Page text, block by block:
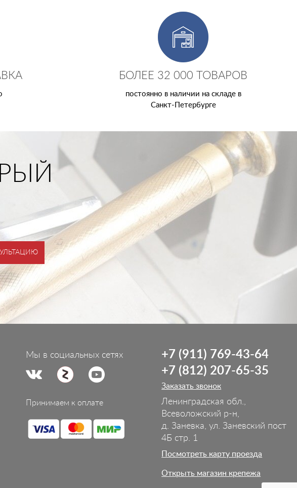
БОЛЕЕ 32 000 ТОВАРОВ
постоянно в наличии на складе в
Санкт-Петербурге
Мы в социальных сетях
Принимаем к оплате
+7 (911) 769-43-64
+7 (812) 207-65-35
Заказать звонок
Ленинградская обл.,
Всеволожский р-н,
д. Заневка, ул. Заневский пост
4Б стр. 1
Посмотреть карту проезда
Открыть магазин крепежа